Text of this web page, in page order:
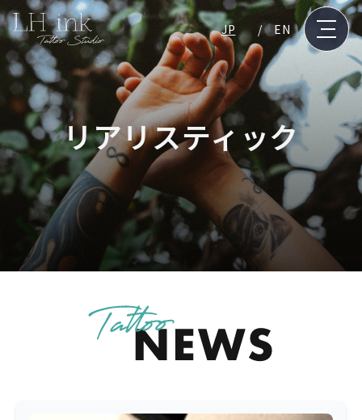
JP EN
リアリスティック